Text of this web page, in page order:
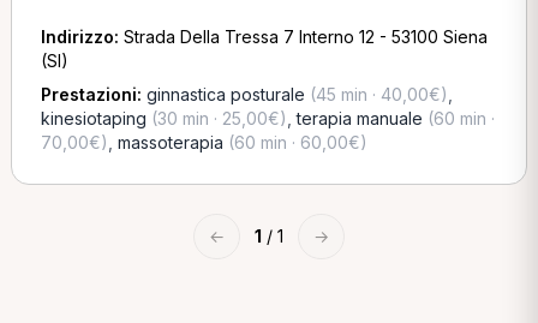
Indirizzo: Strada Della Tressa 7 Interno 12 - 53100 Siena
(SI)
Prestazioni: ginnastica posturale (45 min · 40,00€)
kinesiotaping (30 min · 25,00€) ,terapia manuale (60 min ·
70,00€) massoterapia (60 min · 60,00€)
← 1 / 1 →